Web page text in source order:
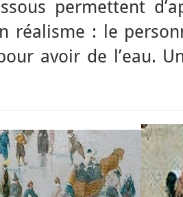
permettent
réalisme : le
avoir de l’eau.